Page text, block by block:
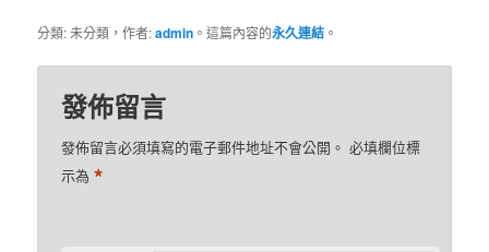
分類: 未分類，作者:admin 。這篇內容的永久連結 。
發佈留言
發佈留言必須填寫的電子郵件地址不會公開。 必填欄位標
示為*